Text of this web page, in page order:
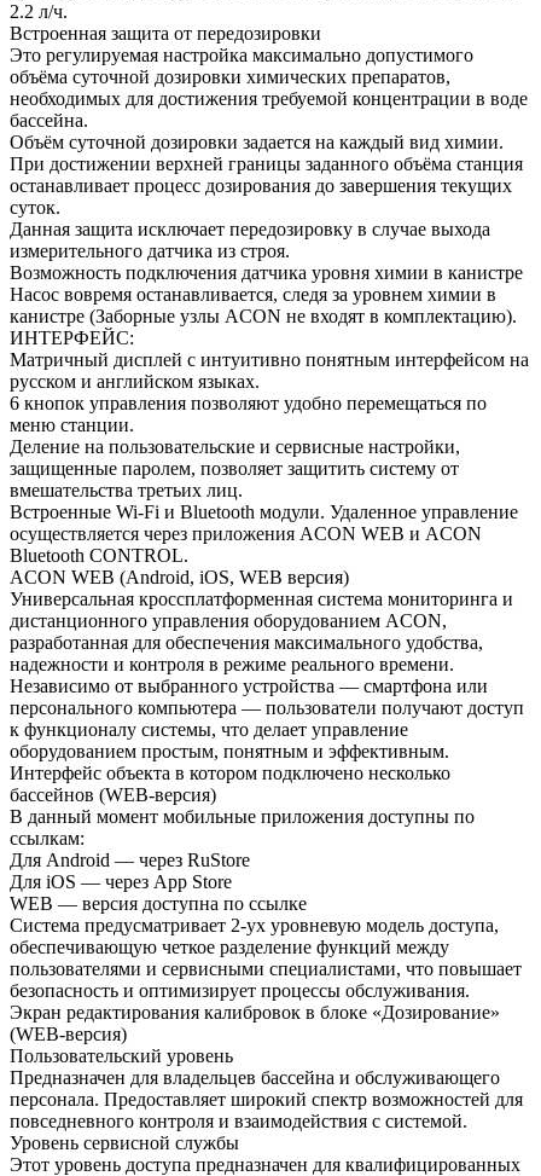
2.2 л/ч.
Встроенная защита от передозировки
Это регулируемая настройка максимально допустимого
объёма суточной дозировки химических препаратов,
необходимых для достижения требуемой концентрации в воде
бассейна.
Объём суточной дозировки задается на каждый вид химии.
При достижении верхней границы заданного объёма станция
останавливает процесс дозирования до завершения текущих
суток.
Данная защита исключает передозировку в случае выхода
измерительного датчика из строя.
Возможность подключения датчика уровня химии в канистре
Насос вовремя останавливается, следя за уровнем химии в
канистре (Заборные узлы ACON не входят в комплектацию).
ИНТЕРФЕЙС:
Матричный дисплей с интуитивно понятным интерфейсом на
русском и английском языках.
6 кнопок управления позволяют удобно перемещаться по
меню станции.
Деление на пользовательские и сервисные настройки,
защищенные паролем, позволяет защитить систему от
вмешательства третьих лиц.
Встроенные Wi-Fi и Bluetooth модули. Удаленное управление
осуществляется через приложения ACON WEB и ACON
Bluetooth CONTROL.
ACON WEB (Android, iOS, WEB версия)
Универсальная кроссплатформенная система мониторинга и
дистанционного управления оборудованием ACON,
разработанная для обеспечения максимального удобства,
надежности и контроля в режиме реального времени.
Независимо от выбранного устройства — смартфона или
персонального компьютера — пользователи получают доступ
к функционалу системы, что делает управление
оборудованием простым, понятным и эффективным.
Интерфейс объекта в котором подключено несколько
бассейнов (WEB-версия)
В данный момент мобильные приложения доступны по
ссылкам:
Для Android — через RuStore
Для iOS — через App Store
WEB — версия доступна по ссылке
Система предусматривает 2-ух уровневую модель доступа,
обеспечивающую четкое разделение функций между
пользователями и сервисными специалистами, что повышает
безопасность и оптимизирует процессы обслуживания.
Экран редактирования калибровок в блоке «Дозирование»
(WEB-версия)
Пользовательский уровень
Предназначен для владельцев бассейна и обслуживающего
персонала. Предоставляет широкий спектр возможностей для
повседневного контроля и взаимодействия с системой.
Уровень сервисной службы
Этот уровень доступа предназначен для квалифицированных